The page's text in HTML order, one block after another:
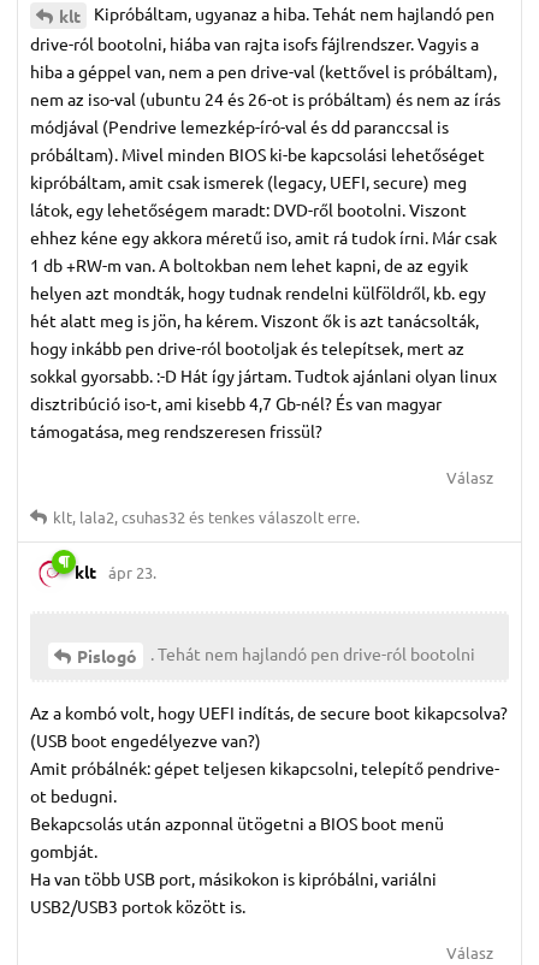
klt
Kipróbáltam, ugyanaz a hiba. Tehát nem hajlandó pen
drive-ról bootolni, hiába van rajta isofs fájlrendszer. Vagyis a
hiba a géppel van, nem a pen drive-val (kettővel is próbáltam),
nem az iso-val (ubuntu 24 és 26-ot is próbáltam) és nem az írás
módjával (Pendrive lemezkép-író-val és dd paranccsal is
próbáltam). Mivel minden BIOS ki-be kapcsolási lehetőséget
kipróbáltam, amit csak ismerek (legacy, UEFI, secure) meg
látok, egy lehetőségem maradt: DVD-ről bootolni. Viszont
ehhez kéne egy akkora méretű iso, amit rá tudok írni. Már csak
1 db +RW-m van. A boltokban nem lehet kapni, de az egyik
helyen azt mondták, hogy tudnak rendelni külföldről, kb. egy
hét alatt meg is jön, ha kérem. Viszont ők is azt tanácsolták,
hogy inkább pen drive-ról bootoljak és telepítsek, mert az
sokkal gyorsabb. :-D Hát így jártam. Tudtok ajánlani olyan linux
disztribúció iso-t, ami kisebb 4,7 Gb-nél? És van magyar
támogatása, meg rendszeresen frissül?
Válasz
klt, lala2,csuhas32 és tenkesválaszolt erre.
klt ápr 23.
Pislogó . Tehát nem hajlandó pen drive-ról bootolni
Az a kombó volt, hogy UEFI indítás, de secure boot kikapcsolva?
(USB boot engedélyezve van?)
Amit próbálnék: gépet teljesen kikapcsolni, telepítő pendrive-
ot bedugni.
Bekapcsolás után azponnal ütögetni a BIOS boot menü
gombját.
Ha van több USB port, másikokon is kipróbálni, variálni
USB2/USB3 portok között is.
Válasz